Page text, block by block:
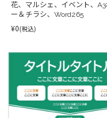
花、マルシェ、イベント、
ー＆チラシ、Word265
¥0(税込)